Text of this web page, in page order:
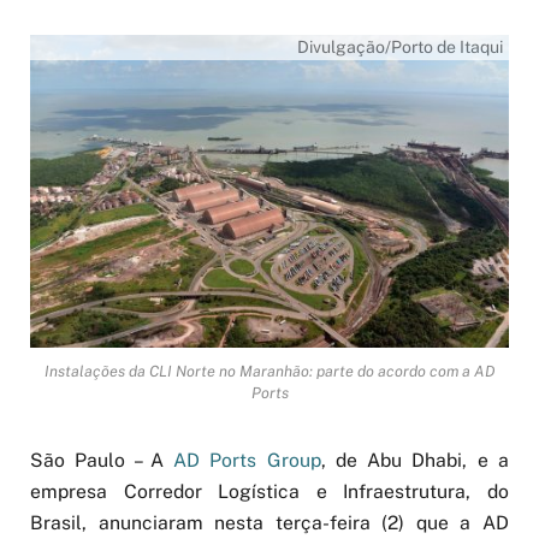
Divulgação/Porto de Itaqui
Instalações da CLI Norte no Maranhão: parte do acordo com a AD
Ports
São Paulo – AAD Ports Group, de Abu Dhabi, e a
empresa Corredor Logística e Infraestrutura, do
Brasil, anunciaram nesta terça-feira (2) que a AD